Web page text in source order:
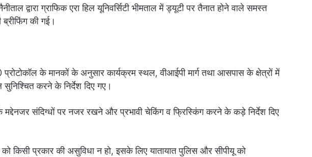
द्वारा ग्राफिक एरा हिल यूनिवर्सिटी भीमताल में ड्यूटी पर तैनात होने वाले समस्त
ब्रीफिंग की गई।
के मानकों के अनुसार कार्यक्रम स्थल, वीआईपी मार्ग तथा आसपास के क्षेत्रों में
करने के निर्देश दिए गए।
मद्देनजर संदिग्धों पर नजर रखने और प्रभावी चेकिंग व फ्रिस्किंग करने के कड़े निर्देश दिए
किसी प्रकार की असुविधा न हो, इसके लिए यातायात पुलिस और सीपीयू को